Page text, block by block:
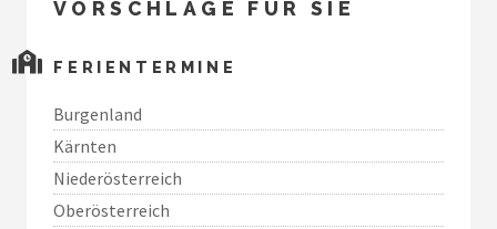
VORSCHLÄGE FÜR SIE
FERIENTERMINE
Burgenland
Kärnten
Niederösterreich
Oberösterreich